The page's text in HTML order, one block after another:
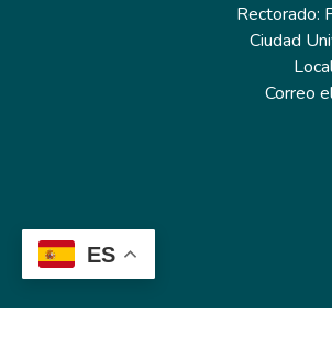
ES
Rectorado:
Ciudad
Correo